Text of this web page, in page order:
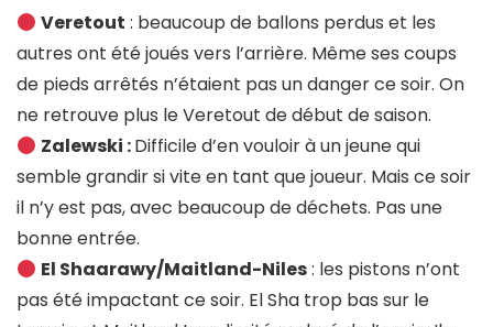
Veretout : beaucoup de ballons perdus et les
autres ont été joués vers l’arrière. Même ses coups
de pieds arrêtés n’étaient pas un danger ce soir. On
ne retrouve plus le Veretout de début de saison.
Zalewski :Difficile d’en vouloir à un jeune qui
semble grandir si vite en tant que joueur. Mais ce soir
il n’y est pas, avec beaucoup de déchets. Pas une
bonne entrée.
El Shaarawy/Maitland-Niles: les pistons n’ont
pas été impactant ce soir. El Sha trop bas sur le